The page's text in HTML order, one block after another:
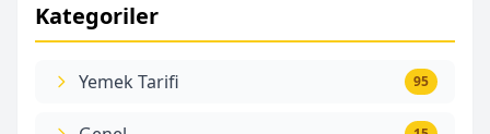
Kategoriler
Yemek Tarifi 95